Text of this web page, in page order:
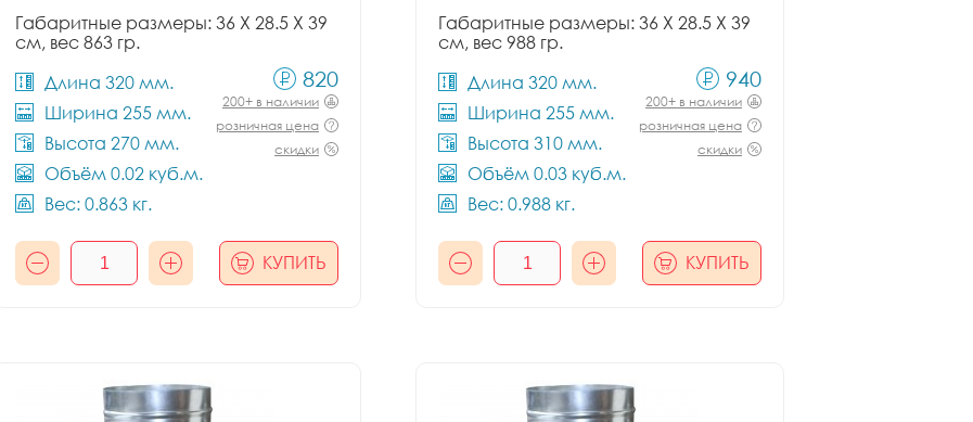
Габаритные размеры: 36 X 28.5 X 39
см, вес 863 гр.
Длина 320 мм.
Ширина 255 мм.
Высота 270 мм.
Объём 0.02 куб.м.
Вес: 0.863 кг.
820
200+ в наличии
розничная цена
скидки
КУПИТЬ
Габаритные размеры: 36 X 28.5 X 39
см, вес 988 гр.
Длина 320 мм.
Ширина 255 мм.
Высота 310 мм.
Объём 0.03 куб.м.
Вес: 0.988 кг.
940
200+ в наличии
розничная цена
скидки
КУПИТЬ